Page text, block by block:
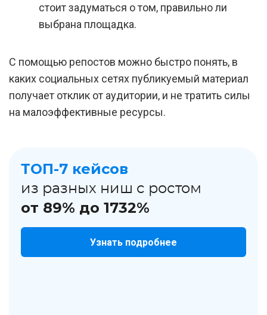
стоит задуматься о том, правильно ли
выбрана площадка.
С помощью репостов можно быстро понять, в
каких социальных сетях публикуемый материал
получает отклик от аудитории, и не тратить силы
на малоэффективные ресурсы.
ТОП-7 кейсов
из разных ниш с ростом
от 89% до 1732%
Узнать подробнее